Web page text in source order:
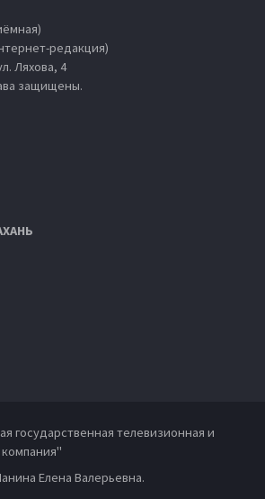
редакция)
Ляхова, 4
защищены.
государственная телевизионная и
Елена Валерьевна.